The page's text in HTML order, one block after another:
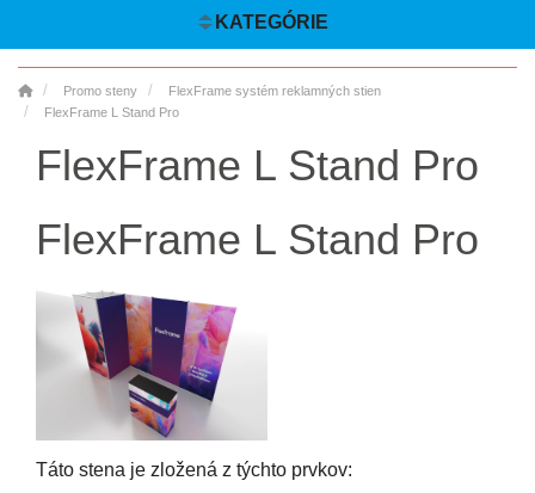
KATEGÓRIE
Promo steny
FlexFrame systém reklamných stien
FlexFrame L Stand Pro
FlexFrame L Stand Pro
FlexFrame L Stand Pro
Táto stena je zložená z týchto prvkov: